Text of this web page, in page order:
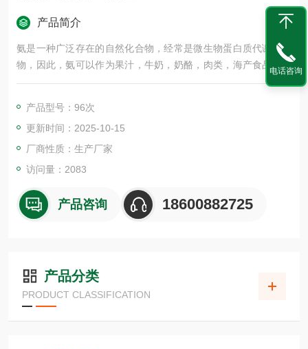
产品简介
氨是一种广泛存在的自然化合物，经常是微生物蛋白质代谢的产
物，因此，氨可以作为果汁，牛奶，奶酪，肉类，海产食品和烘
焙食品的质量指标。与其他试剂盒相比，氨酶法分析试剂盒的优
葡萄酒中。
产品型号：96次
更新时间：2025-10-15
厂商性质：生产厂家
访问量：2083
产品咨询 18600882725
产品分类
PRODUCT CLASSIFICATION
电话咨询